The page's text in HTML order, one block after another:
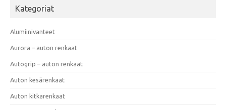
Kategoriat
Alumiinivanteet
Aurora – auton renkaat
Autogrip – auton renkaat
Auton kesärenkaat
Auton kitkarenkaat